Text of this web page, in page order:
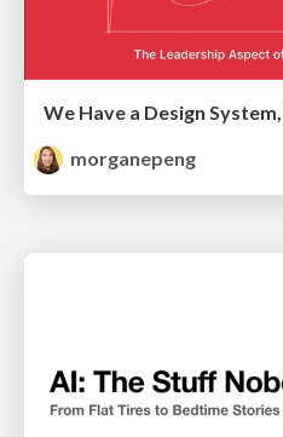
We Have a Design
morganepeng